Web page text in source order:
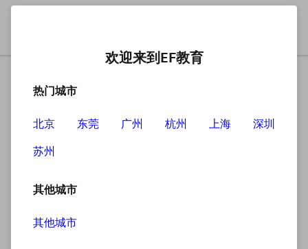
nice
欢迎来到EF教育
热门城市
北京 东莞 广州 杭州 上海
深圳
苏州
其他城市
其他城市